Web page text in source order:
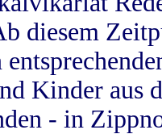
diesem
Kinder aus
- in